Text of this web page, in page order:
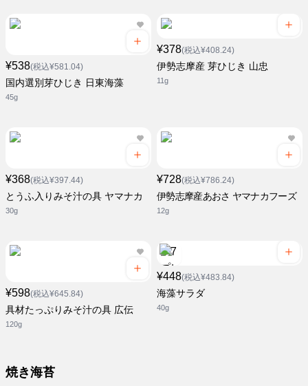
¥538(税込¥581.04)
国内選別芽ひじき 日東海藻
45g
¥378(税込¥408.24)
伊勢志摩産 芽ひじき 山忠
11g
¥368(税込¥397.44)
とうふ入りみそ汁の具 ヤマナカ
30g
¥728(税込¥786.24)
伊勢志摩産あおさ ヤマナカフーズ
12g
¥598(税込¥645.84)
具材たっぷりみそ汁の具 広伝
120g
¥448(税込¥483.84)
海藻サラダ
40g
焼き海苔